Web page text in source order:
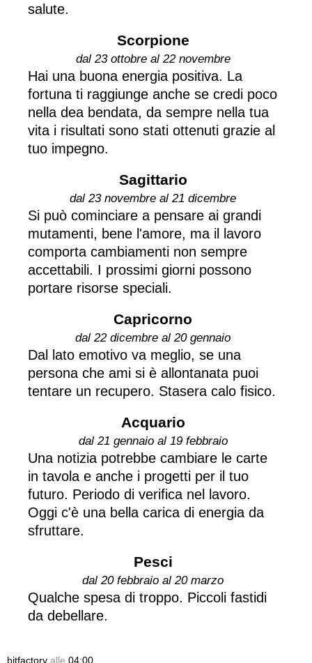
salute.
Scorpione
dal 23 ottobre al 22 novembre
Hai una buona energia positiva. La
fortuna ti raggiunge anche se credi poco
nella dea bendata, da sempre nella tua
vita i risultati sono stati ottenuti grazie al
tuo impegno.
Sagittario
dal 23 novembre al 21 dicembre
Si può cominciare a pensare ai grandi
mutamenti, bene l'amore, ma il lavoro
comporta cambiamenti non sempre
accettabili. I prossimi giorni possono
portare risorse speciali.
Capricorno
dal 22 dicembre al 20 gennaio
Dal lato emotivo va meglio, se una
persona che ami si è allontanata puoi
tentare un recupero. Stasera calo fisico.
Acquario
dal 21 gennaio al 19 febbraio
Una notizia potrebbe cambiare le carte
in tavola e anche i progetti per il tuo
futuro. Periodo di verifica nel lavoro.
Oggi c'è una bella carica di energia da
sfruttare.
Pesci
dal 20 febbraio al 20 marzo
Qualche spesa di troppo. Piccoli fastidi
da debellare.
bitfactory alle 04:00